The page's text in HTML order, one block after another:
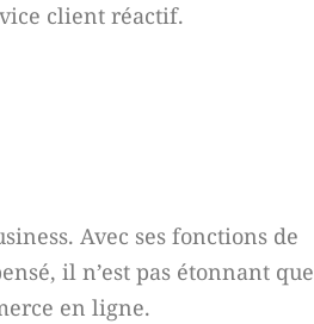
client réactif.
Avec ses fonctions de
il n’est pas étonnant que
en ligne.